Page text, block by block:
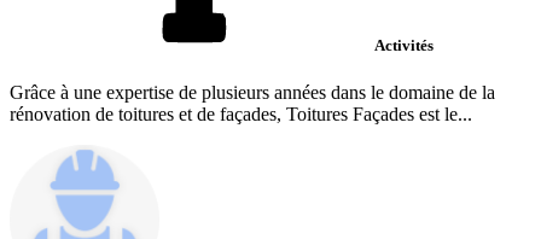
Activités
Grâce à une expertise de plusieurs années dans le domaine de la
rénovation de toitures et de façades, Toitures Façades est le...